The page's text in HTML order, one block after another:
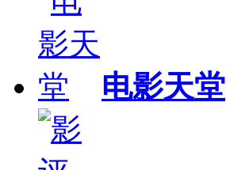
电影天堂